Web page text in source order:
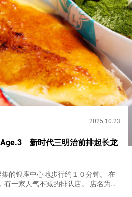
2025.10.23
Age.3 新时代三明治前排起长龙
集的银座中心地步行约１０分钟。 在
有一家人气不减的排队店。 店名为